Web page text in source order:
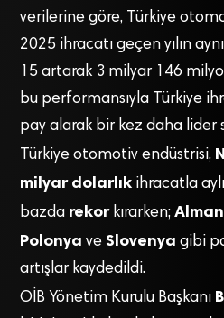
verilerine göre, Türkiye
2025 ihracatı geçen yılın
15 artarak 3 milyar 146
bu performansıyla Türkiye
pay alarak bir kez daha lider
Türkiye otomotiv endüstrisi,
milyar dolarlık ihracatla
bazda rekorkırarken;
Polonya ve Slovenya gibi
artışlar kaydedildi.
OİB Yönetim Kurulu Başkanı